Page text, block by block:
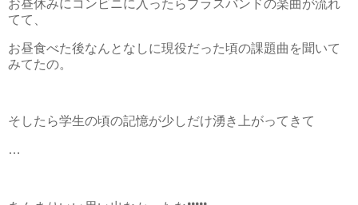
お昼休みにコンビニに入ったらブラスバンドの楽曲が流れ
てて、
お昼食べた後なんとなしに現役だった頃の課題曲を聞いて
みてたの。
そしたら学生の頃の記憶が少しだけ湧き上がってきて
…